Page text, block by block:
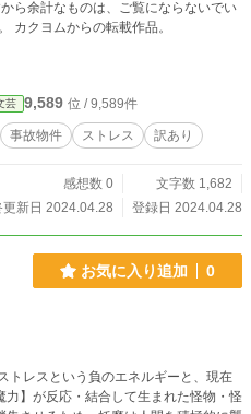
ら余計なものは、ご覧にならないでい
クヨムからの転載作品。
芸 9,589 位 / 9,589件
事故物件 ストレス 訳あり
感想数 0
文字数 1,682
更新日 2024.04.28
登録日 2024.04.28
お気に入り追加 0
トレスという負のエネルギーと、現在
】が反応・結合して生まれた怪物・怪